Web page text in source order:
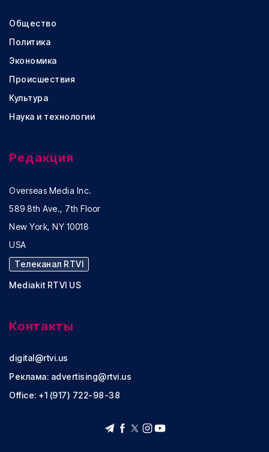
Общество
Политика
Экономика
Происшествия
Культура
Наука и технологии
Редакция
Overseas Media Inc.
589 8th Ave., 7th Floor
New York, NY 10018
USA
Телеканал RTVI
Mediakit RTVI US
Контакты
digital@rtvi.us
Реклама: advertising@rtvi.us
Office: +1 (917) 722-98-38